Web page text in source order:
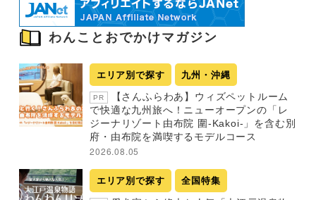
わんことおでかけマガジン
エリア別で探す 九州・沖縄
PR
【さんふらわあ】ウィズペットルーム
で快適な九州旅へ！ニューオープンの「レ
ジーナリゾート由布院 圍-Kakoi-」を含む別
府・由布院を満喫するモデルコース
2026.08.05
エリア別で探す 全国特集